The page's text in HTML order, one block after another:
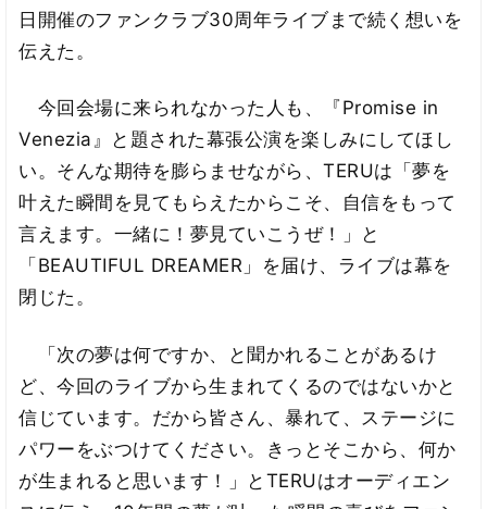
日開催のファンクラブ30周年ライブまで続く想いを
伝えた。
今回会場に来られなかった人も、『Promise in
Venezia』と題された幕張公演を楽しみにしてほし
い。そんな期待を膨らませながら、TERUは「夢を
叶えた瞬間を見てもらえたからこそ、自信をもって
言えます。一緒に！夢見ていこうぜ！」と
「BEAUTIFUL DREAMER」を届け、ライブは幕を
閉じた。
「次の夢は何ですか、と聞かれることがあるけ
ど、今回のライブから生まれてくるのではないかと
信じています。だから皆さん、暴れて、ステージに
パワーをぶつけてください。きっとそこから、何か
が生まれると思います！」とTERUはオーディエン